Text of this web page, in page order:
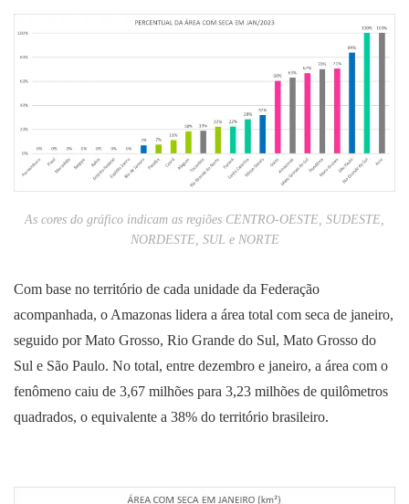
As cores do gráfico indicam as regiões CENTRO-OESTE, SUDESTE,
NORDESTE, SUL e NORTE
Com base no território de cada unidade da Federação
acompanhada, o Amazonas lidera a área total com seca de janeiro,
seguido por Mato Grosso, Rio Grande do Sul, Mato Grosso do
Sul e São Paulo. No total, entre dezembro e janeiro, a área com o
fenômeno caiu de 3,67 milhões para 3,23 milhões de quilômetros
quadrados, o equivalente a 38% do território brasileiro.